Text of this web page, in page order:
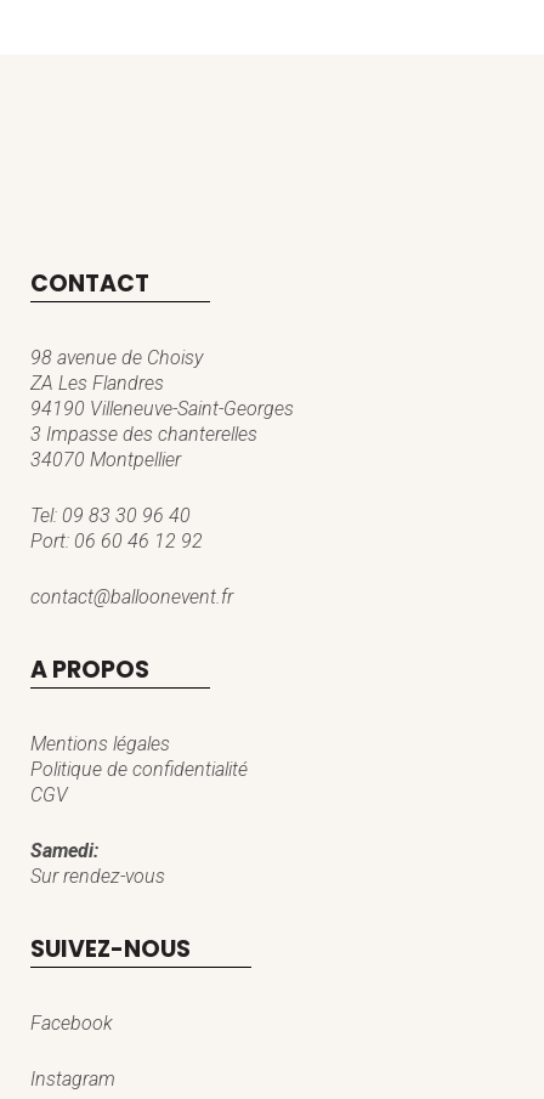
CONTACT
98 avenue de Choisy
ZA Les Flandres
94190 Villeneuve-Saint-Georges
3 Impasse des chanterelles
34070 Montpellier
Tel: 09 83 30 96 40
Port: 06 60 46 12 92
contact@balloonevent.fr
A PROPOS
Mentions légales
Politique de confidentialité
CGV
Samedi:
Sur rendez-vous
SUIVEZ-NOUS
Facebook
Instagram